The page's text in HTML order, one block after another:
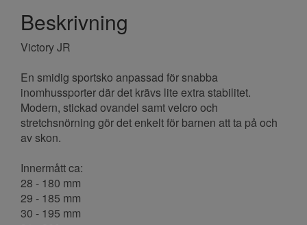
Beskrivning
Victory JR
En smidig sportsko anpassad för snabba
inomhussporter där det krävs lite extra stabilitet.
Modern, stickad ovandel samt velcro och
stretchsnörning gör det enkelt för barnen att ta på och
av skon.
Innermått ca:
28 - 180 mm
29 - 185 mm
30 - 195 mm